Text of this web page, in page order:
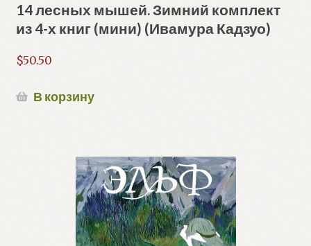
14 лесных мышей. Зимний комплект
из 4-х книг (мини) (Ивамура Кадзуо)
$50.50
В корзину